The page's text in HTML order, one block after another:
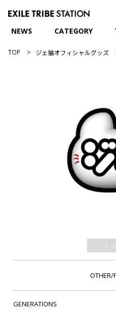
NEWS CATEGORY
TOP ジェ猫オフィシャルグッズ
1 /
OTHER/
GENERATIONS